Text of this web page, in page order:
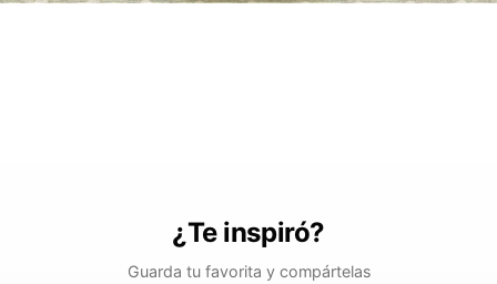
¿Te inspiró?
Guarda tu favorita y compártelas